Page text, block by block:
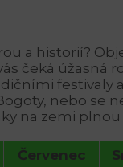
a historií?
čeká úžasná
festivaly
nebo se
na zemi plnou
Červenec